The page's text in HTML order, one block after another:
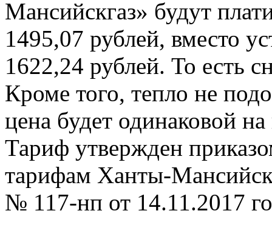
Мансийскгаз» будут
1495,07 рублей, вместо
1622,24 рублей. То есть
Кроме того, тепло не
цена будет одинаковой
Тариф утвержден
тарифам Ханты-
№ 117-нп от 14.11.2017